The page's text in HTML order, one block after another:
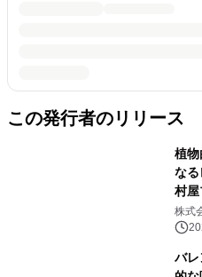
この発行者のリリース
植物
なる
村屋
幸
ト＆
ト
株式
バレ